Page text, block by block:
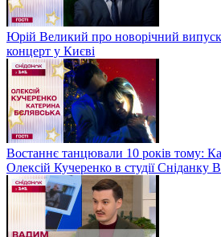
Юрій Великий про новорічний
концерт у Києві
Востаннє танцювали 10 років тому:
Олексій Кучеренко в студії Сніданку